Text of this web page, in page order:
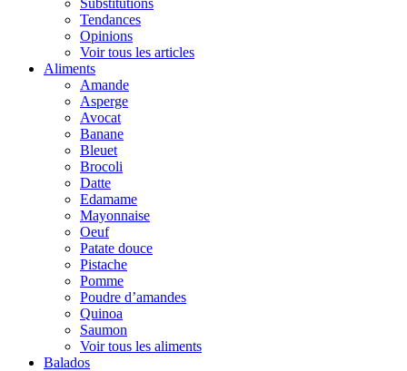
Substitutions
Tendances
Opinions
Voir tous les articles
Aliments
Amande
Asperge
Avocat
Banane
Bleuet
Brocoli
Datte
Edamame
Mayonnaise
Oeuf
Patate douce
Pistache
Pomme
Poudre d’amandes
Quinoa
Saumon
Voir tous les aliments
Balados